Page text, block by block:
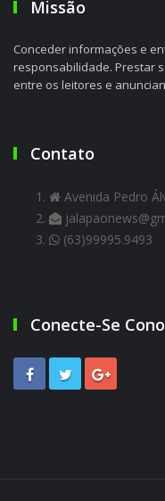
Missão
Conceder informações e
responsabilidade. Prestar
entre os leitores e
Contato
Avenida Pedro
(63)99995.9493
Conecte-Se